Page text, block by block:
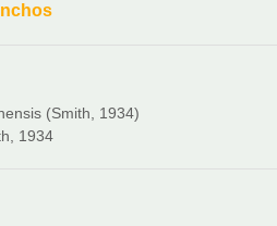
(Smith, 1934)
1934